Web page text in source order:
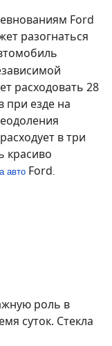
Ford
разогнаться
расходовать 28
при езде на
в три
красиво
авто Ford
роль в
суток. Стекла